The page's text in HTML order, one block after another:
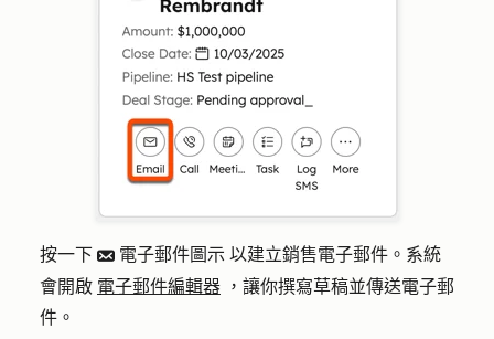
按一下 email 電子郵件圖示 以建立銷售電子郵件。系統
會開啟 電子郵件編輯器 ，讓你撰寫草稿並傳送電子郵
件。